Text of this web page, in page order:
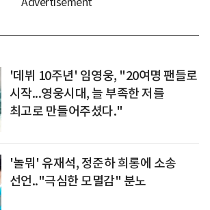
'데뷔 10주년' 임영웅, "20여명 팬들로
시작...영웅시대, 늘 부족한 저를
최고로 만들어주셨다."
'놀뭐' 유재석, 정준하 희롱에 소송
선언.."극심한 모멸감" 분노